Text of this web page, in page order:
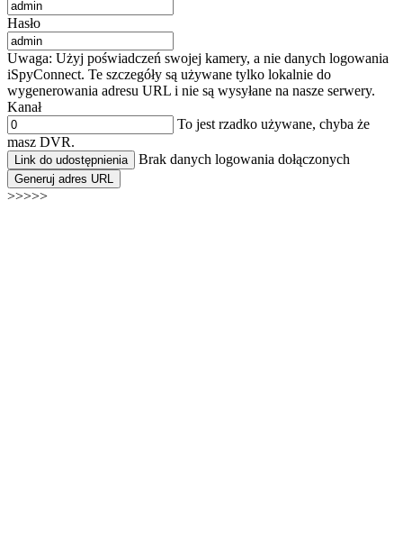
Hasło
Uwaga: Użyj poświadczeń swojej kamery, a nie danych logowania
iSpyConnect. Te szczegóły są używane tylko lokalnie do
wygenerowania adresu URL i nie są wysyłane na nasze serwery.
Kanał
To jest rzadko używane, chyba że
masz DVR.
Link do udostępnienia Brak danych logowania dołączonych
Generuj adres URL
>>>>>